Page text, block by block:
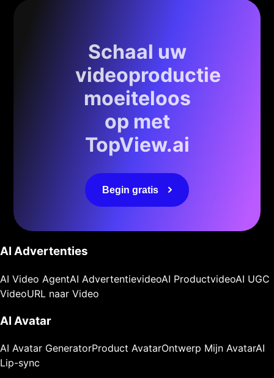
Schaal uw
videoproductie
moeiteloos
op met
TopView.ai
Begin gratis
AI Advertenties
AI Video AgentAI AdvertentievideoAI ProductvideoAI UGC
VideoURL naar Video
AI Avatar
AI Avatar GeneratorProduct AvatarOntwerp Mijn AvatarAI
Lip-sync